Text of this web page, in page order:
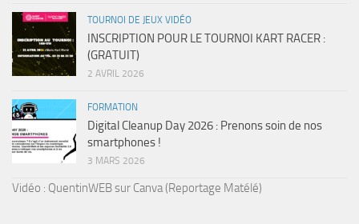
TOURNOI DE JEUX VIDÉO
INSCRIPTION POUR LE TOURNOI KART RACER :
(GRATUIT)
2 AVRIL 2026
FORMATION
Digital Cleanup Day 2026 : Prenons soin de nos
smartphones !
3 MARS 2026
Vidéo : QuentinWEB sur Canva (Reportage Matélé)